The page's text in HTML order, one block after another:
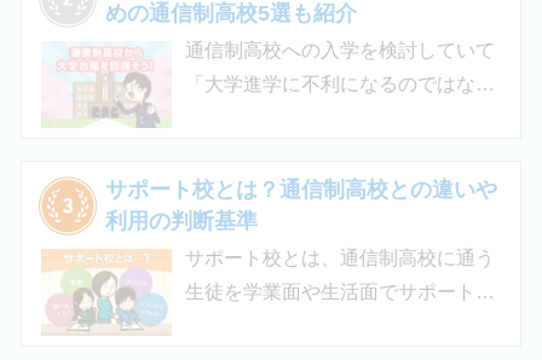
やすく解説します。費用負担を抑え
られるのでチェックしてみましょ
う。
めの通信制高校5選も紹介
通信制高校への入学を検討していて
「大学進学に不利になるのではない
のではないでしょうか。 結論とし
て、通信制高校に通っているからと
いって大学進学に不利になることは
ありません。中には、大学進学を想
サポート校とは？通信制高校との違いや
利用の判断基準
サポート校とは、通信制高校に通う
生徒を学業面や生活面でサポートす